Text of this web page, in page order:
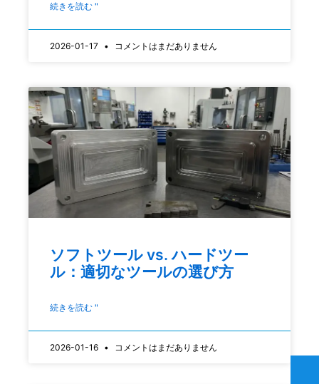
続きを読む "
2026-01-17 コメントはまだありません
ソフトツール vs. ハードツー
ル：適切なツールの選び方
続きを読む "
2026-01-16 コメントはまだありません